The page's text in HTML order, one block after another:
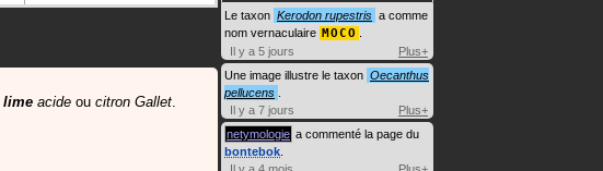
lime acide ou citron Gallet.
Le taxon Kerodon rupestris a comme
nom vernaculaire MOCO
Il y a 5 jours
Plus+
Une image illustre le taxon Oecanthus
pellucens
Il y a 7 jours
Plus+
netymologie a commenté la page du
bontebok